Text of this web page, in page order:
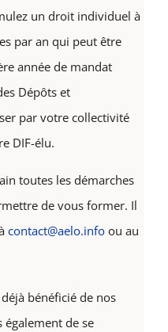
un droit individuel à
par an qui peut être
année de mandat
Dépôts et
par votre collectivité
DIF-élu.
toutes les démarches
de vous former. Il
contact@aelo.info ou au
bénéficié de nos
de se